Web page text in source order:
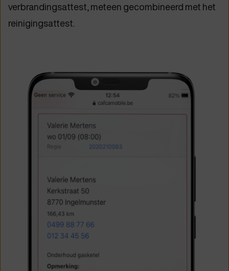
verbrandingsattest, meteen gecombineerd met het
reinigingsattest.